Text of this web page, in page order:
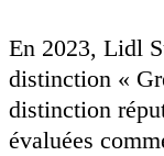
En 2023, Lidl
distinction «
distinction
évaluées